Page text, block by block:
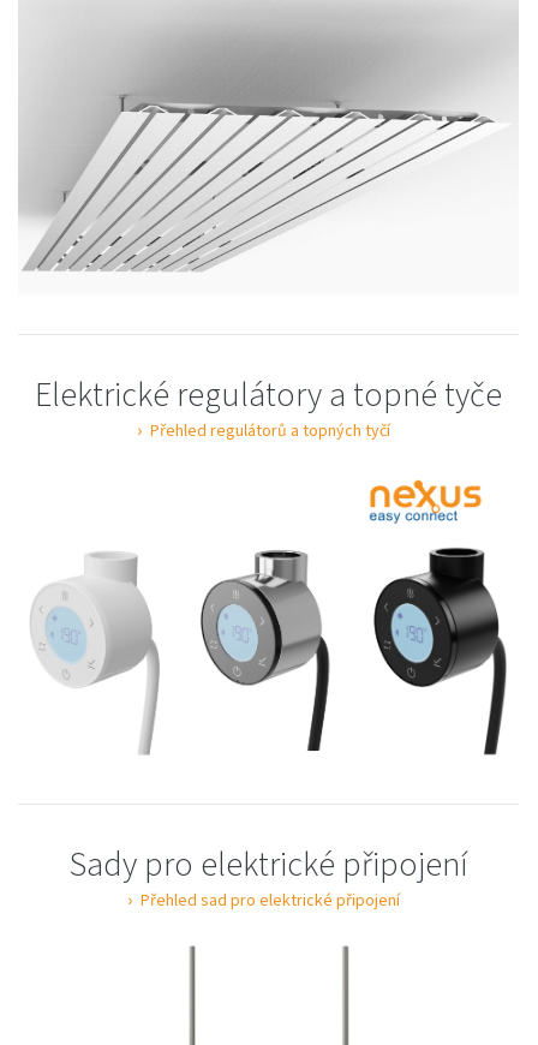
Elektrické regulátory a topné tyče
Přehled regulátorů a topných tyčí
Sady pro elektrické připojení
Přehled sad pro elektrické připojení